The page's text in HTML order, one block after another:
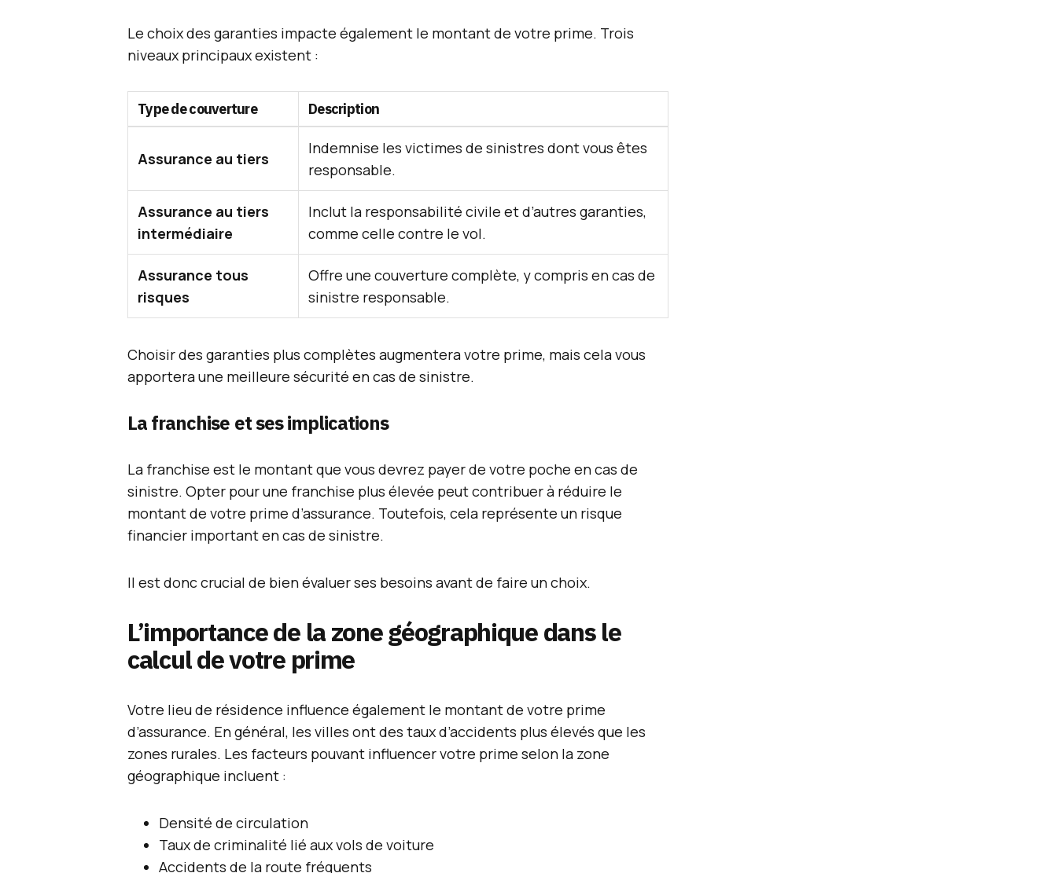
Le choix des garanties impacte également le montant de votre prime. Trois
niveaux principaux existent :
Type de couverture Description
Assurance au tiers
Indemnise les victimes de sinistres dont vous êtes
responsable.
Assurance au tiers
intermédiaire
Inclut la responsabilité civile et d’autres garanties,
comme celle contre le vol.
Assurance tous
risques
Offre une couverture complète, y compris en cas de
sinistre responsable.
Choisir des garanties plus complètes augmentera votre prime, mais cela vous
apportera une meilleure sécurité en cas de sinistre.
La franchise et ses implications
La franchise est le montant que vous devrez payer de votre poche en cas de
sinistre. Opter pour une franchise plus élevée peut contribuer à réduire le
montant de votre prime d’assurance. Toutefois, cela représente un risque
financier important en cas de sinistre.
Il est donc crucial de bien évaluer ses besoins avant de faire un choix.
L’importance de la zone géographique dans le
calcul de votre prime
Votre lieu de résidence influence également le montant de votre prime
d’assurance. En général, les villes ont des taux d’accidents plus élevés que les
zones rurales. Les facteurs pouvant influencer votre prime selon la zone
géographique incluent :
Densité de circulation
Taux de criminalité lié aux vols de voiture
Accidents de la route fréquents